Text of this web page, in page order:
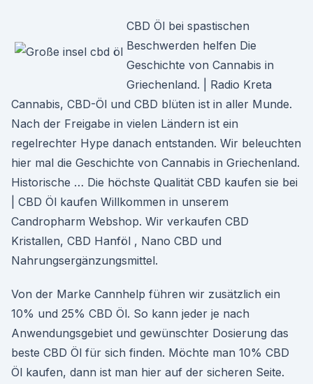
CBD Öl bei spastischen
Beschwerden helfen Die
Geschichte von Cannabis in
Griechenland. | Radio Kreta
Cannabis, CBD-Öl und CBD blüten ist in aller Munde.
Nach der Freigabe in vielen Ländern ist ein
regelrechter Hype danach entstanden. Wir beleuchten
hier mal die Geschichte von Cannabis in Griechenland.
Historische … Die höchste Qualität CBD kaufen sie bei
| CBD Öl kaufen Willkommen in unserem
Candropharm Webshop. Wir verkaufen CBD
Kristallen, CBD Hanföl , Nano CBD und
Nahrungsergänzungsmittel.
Von der Marke Cannhelp führen wir zusätzlich ein
10% und 25% CBD Öl. So kann jeder je nach
Anwendungsgebiet und gewünschter Dosierung das
beste CBD Öl für sich finden. Möchte man 10% CBD
Öl kaufen, dann ist man hier auf der sicheren Seite.